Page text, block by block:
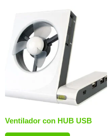
Ventilador con HUB USB